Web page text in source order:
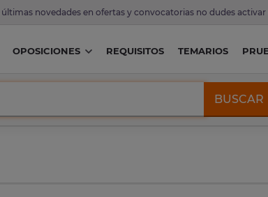
novedades en ofertas y convocatorias no dudes activar
OPOSICIONES REQUISITOS TEMARIOS
BUSCAR